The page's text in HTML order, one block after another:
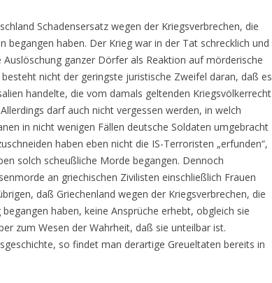
Schadensersatz wegen der Kriegsverbrechen, die
begangen haben. Der Krieg war in der Tat schrecklich und
ganzer Dörfer als Reaktion auf mörderische
nicht der geringste juristische Zweifel daran, daß es
handelte, die vom damals geltenden Kriegsvölkerrecht
darf auch nicht vergessen werden, in welch
in nicht wenigen Fällen deutsche Soldaten umgebracht
haben eben nicht die IS-Terroristen „erfunden“,
solch scheußliche Morde begangen. Dennoch
an griechischen Zivilisten einschließlich Frauen
daß Griechenland wegen der Kriegsverbrechen, die
haben, keine Ansprüche erhebt, obgleich sie
zum Wesen der Wahrheit, daß sie unteilbar ist.
so findet man derartige Greueltaten bereits in